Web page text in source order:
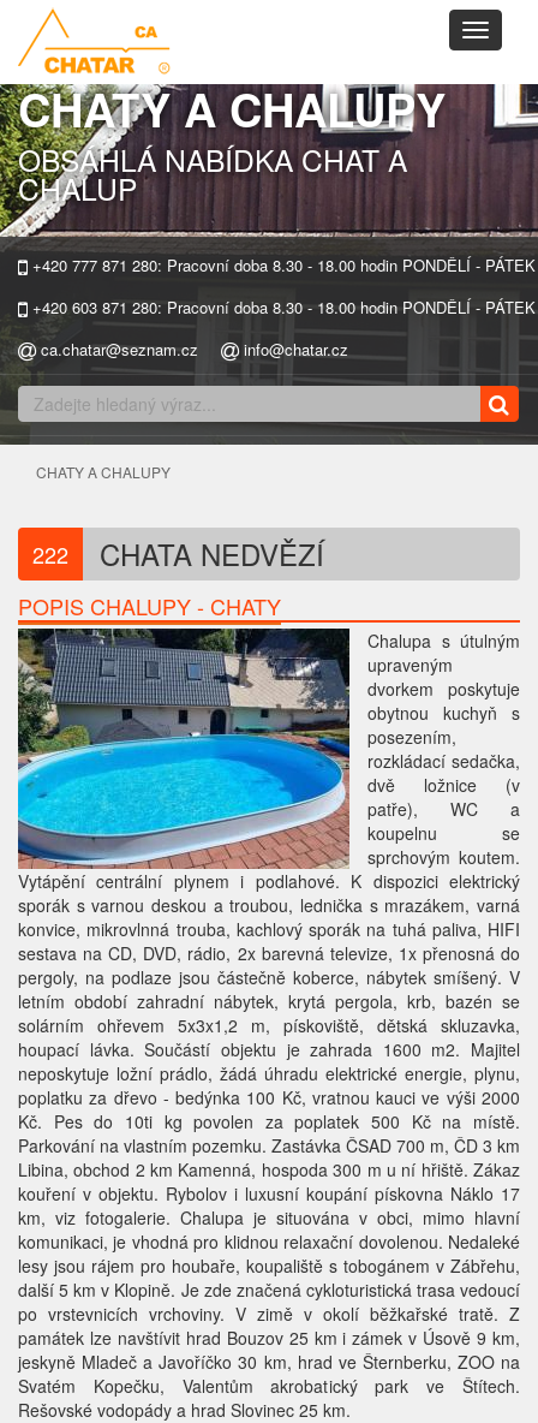
Toggle
CHATY A CHALUPY
OBSÁHLÁ NABÍDKA CHAT A
CHALUP
+420 777 871 280: Pracovní doba 8.30 - 18.00 hodin PONDĚLÍ - PÁTEK
+420 603 871 280: Pracovní doba 8.30 - 18.00 hodin PONDĚLÍ - PÁTEK
ca.chatar@seznam.cz
info@chatar.cz
CHATY A CHALUPY
222 CHATA NEDVĚZÍ
POPIS CHALUPY - CHATY
Chalupa s útulným
upraveným
dvorkem poskytuje
obytnou kuchyň s
posezením,
rozkládací sedačka,
dvě ložnice (v
patře), WC a
koupelnu se
sprchovým koutem.
Vytápění centrální plynem i podlahové. K dispozici elektrický
sporák s varnou deskou a troubou, lednička s mrazákem, varná
konvice, mikrovlnná trouba, kachlový sporák na tuhá paliva, HIFI
sestava na CD, DVD, rádio, 2x barevná televize, 1x přenosná do
pergoly, na podlaze jsou částečně koberce, nábytek smíšený. V
letním období zahradní nábytek, krytá pergola, krb, bazén se
solárním ohřevem 5x3x1,2 m, pískoviště, dětská skluzavka,
houpací lávka. Součástí objektu je zahrada 1600 m2. Majitel
neposkytuje ložní prádlo, žádá úhradu elektrické energie, plynu,
poplatku za dřevo - bedýnka 100 Kč, vratnou kauci ve výši 2000
Kč. Pes do 10ti kg povolen za poplatek 500 Kč na místě.
Parkování na vlastním pozemku. Zastávka ČSAD 700 m, ČD 3 km
Libina, obchod 2 km Kamenná, hospoda 300 m u ní hřiště. Zákaz
kouření v objektu. Rybolov i luxusní koupání pískovna Náklo 17
km, viz fotogalerie. Chalupa je situována v obci, mimo hlavní
komunikaci, je vhodná pro klidnou relaxační dovolenou. Nedaleké
lesy jsou rájem pro houbaře, koupaliště s tobogánem v Zábřehu,
další 5 km v Klopině. Je zde značená cykloturistická trasa vedoucí
po vrstevnicích vrchoviny. V zimě v okolí běžkařské tratě. Z
památek lze navštívit hrad Bouzov 25 km i zámek v Úsově 9 km,
jeskyně Mladeč a Javoříčko 30 km, hrad ve Šternberku, ZOO na
Svatém Kopečku, Valentům akrobatický park ve Štítech.
Rešovské vodopády a hrad Slovinec 25 km.